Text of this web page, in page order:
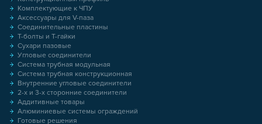
Комплектующие к ЧПУ
Аксессуары для V-паза
Соединительные пластины
Т-болты и Т-гайки
Сухари пазовые
Угловые соединители
Система трубная модульная
Система трубная конструкционная
Внутренние угловые соединители
2-х и 3-х сторонние соединители
Аддитивные товары
Алюминиевые системы ограждений
Готовые решения